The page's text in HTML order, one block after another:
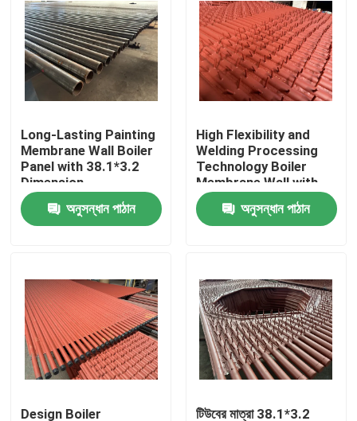
পণ্য
আমাদের সম্পর্কে
গুণমান নিয়ন্ত্রণ
আমাদের সাথে যোগাযোগ
বয়লার ঝিল্লি দেয়াল
বয়লার স্ট্যাক ইকোনমিজার
বয়লার ফিন টিউব
Long-Lasting Painting
Membrane Wall Boiler
Panel with 38.1*3.2
Dimension
অনুসন্ধান পাঠান
High Flexibility and
Welding Processing
Technology Boiler
Membrane Wall with
Painting
অনুসন্ধান পাঠান
Design Boiler টিউবের মাত্রা 38.1*3.2